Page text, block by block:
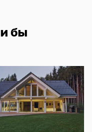
бы